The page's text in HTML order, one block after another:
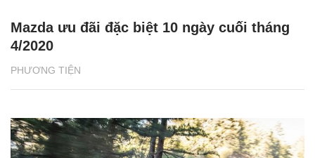
PHƯƠNG TIỆN
Mazda ưu đãi đặc biệt 10 ngày cuối tháng
4/2020